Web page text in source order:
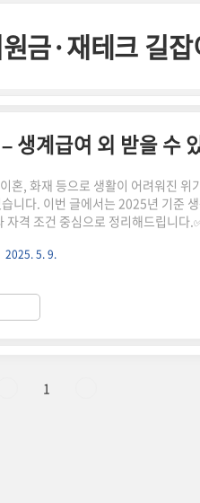
금·재테크 길잡
생계급여 외 받을 수
혼, 화재 등으로 생활이 어려워진 위
니다. 이번 글에서는 2025년 기준
자격 조건 중심으로 정리해드립니다
득 증빙 없이 상황 중심 판단으로 신
가족이 중환자/중병에 걸려 의료비
·이혼 등 가정 해체 상황 발생 시사망·
2025. 5. 9.
1